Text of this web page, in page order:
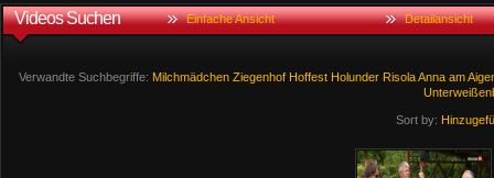
Videos Suchen Einfache Ansicht Detailansicht
Verwandte Suchbegriffe: Milchmädchen Ziegenhof Hoffest Holunder Risola Anna am
Sort by: